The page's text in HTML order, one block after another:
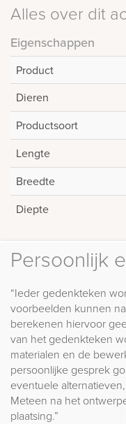
Alles over dit
Eigenschappen
Product
Dieren
Productsoort
Lengte
Breedte
Diepte
Persoonlijk
“Ieder gedenkteken
voorbeelden kunnen
berekenen hiervoor
van het gedenkteken
materialen en de
persoonlijke gesprek
eventuele
Meteen na het
plaatsing.”